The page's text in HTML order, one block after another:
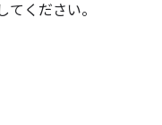
ください。